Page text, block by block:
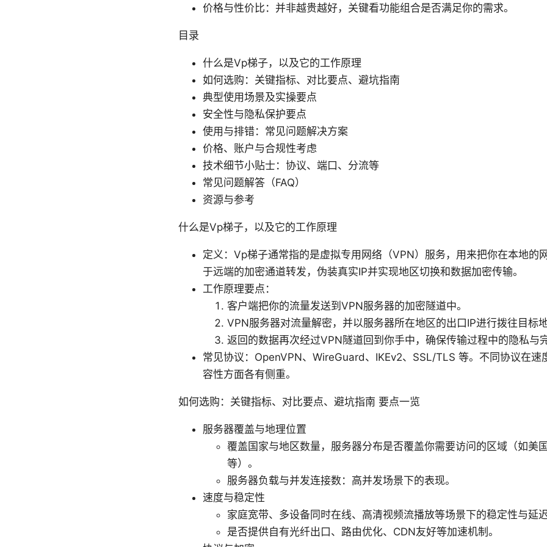
价格与性价比：并非越贵越好，关键看功能组合是否满足你的需求。
目录
什么是Vp梯子，以及它的工作原理
如何选购：关键指标、对比要点、避坑指南
典型使用场景及实操要点
安全性与隐私保护要点
使用与排错：常见问题解决方案
价格、账户与合规性考虑
技术细节小贴士：协议、端口、分流等
常见问题解答（FAQ）
资源与参考
什么是Vp梯子，以及它的工作原理
定义：Vp梯子通常指的是虚拟专用网络（VPN）服务，用来把你在本地的
于远端的加密通道转发，伪装真实IP并实现地区切换和数据加密传输。
工作原理要点：
客户端把你的流量发送到VPN服务器的加密隧道中。
VPN服务器对流量解密，并以服务器所在地区的出口IP进行拨往目标地
返回的数据再次经过VPN隧道回到你手中，确保传输过程中的隐私与
常见协议：OpenVPN、WireGuard、IKEv2、SSL/TLS 等。不同协议在速
容性方面各有侧重。
如何选购：关键指标、对比要点、避坑指南 要点一览
服务器覆盖与地理位置
覆盖国家与地区数量，服务器分布是否覆盖你需要访问的区域（如美
等）。
服务器负载与并发连接数：高并发场景下的表现。
速度与稳定性
家庭宽带、多设备同时在线、高清视频流播放等场景下的稳定性与延迟
是否提供自有光纤出口、路由优化、CDN友好等加速机制。